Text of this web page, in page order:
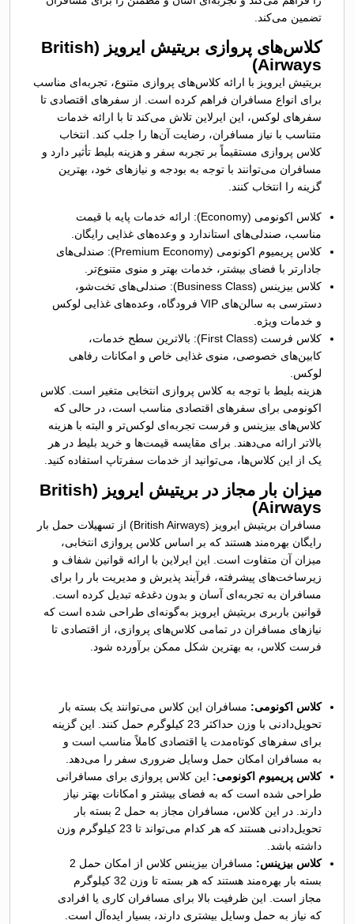
تضمین می‌کند.
کلاس‌های پروازی بریتیش ایرویز (British
Airways)
بریتیش ایرویز با ارائه کلاس‌های پروازی متنوع، تجربه‌ای مناسب
برای انواع مسافران فراهم کرده است. از سفرهای اقتصادی تا
سفرهای لوکس، این ایرلاین تلاش می‌کند تا با ارائه خدمات
متناسب با نیاز مسافران، رضایت آن‌ها را جلب کند. انتخاب
کلاس پروازی مستقیماً بر تجربه سفر و هزینه بلیط تأثیر دارد و
مسافران می‌توانند با توجه به بودجه و نیازهای خود، بهترین
گزینه را انتخاب کنند.
کلاس اکونومی (Economy): ارائه خدمات پایه با قیمت
مناسب، صندلی‌های استاندارد و وعده‌های غذایی رایگان.
کلاس پریمیوم اکونومی (Premium Economy): صندلی‌های
جادارتر با فضای بیشتر، خدمات بهتر و منوی متنوع‌تر.
کلاس بیزینس (Business Class): صندلی‌های تخت‌شو،
دسترسی به سالن‌های VIP فرودگاه، وعده‌های غذایی لوکس
و خدمات ویژه.
کلاس فرست (First Class): بالاترین سطح خدمات،
کابین‌های خصوصی، منوی غذایی خاص و امکانات رفاهی
لوکس.
هزینه بلیط با توجه به کلاس پروازی انتخابی متغیر است. کلاس
اکونومی برای سفرهای اقتصادی مناسب است، در حالی که
کلاس‌های بیزینس و فرست تجربه‌ای لوکس‌تر و البته با هزینه
بالاتر ارائه می‌دهند. برای مقایسه قیمت‌ها و خرید بلیط در هر
یک از این کلاس‌ها، می‌توانید از خدمات سفرتاپ استفاده کنید.
میزان بار مجاز در بریتیش ایرویز (British
Airways)
مسافران بریتیش ایرویز (British Airways) از تسهیلات حمل بار
رایگان بهره‌مند هستند که بر اساس کلاس پروازی انتخابی،
میزان آن متفاوت است. این ایرلاین با ارائه قوانین شفاف و
زیرساخت‌های پیشرفته، فرآیند پذیرش و مدیریت بار را برای
مسافران به تجربه‌ای آسان و بدون دغدغه تبدیل کرده است.
قوانین باربری بریتیش ایرویز به‌گونه‌ای طراحی شده است که
نیازهای مسافران در تمامی کلاس‌های پروازی، از اقتصادی تا
فرست کلاس، به بهترین شکل ممکن برآورده شود.
کلاس اکونومی: مسافران این کلاس می‌توانند یک بسته بار
تحویل‌دادنی با وزن حداکثر 23 کیلوگرم حمل کنند. این گزینه
برای سفرهای کوتاه‌مدت یا اقتصادی کاملاً مناسب است و
به مسافران امکان حمل وسایل ضروری سفر را می‌دهد.
کلاس پریمیوم اکونومی: این کلاس پروازی برای مسافرانی
طراحی شده است که به فضای بیشتر و امکانات بهتر نیاز
دارند. در این کلاس، مسافران مجاز به حمل 2 بسته بار
تحویل‌دادنی هستند که هر کدام می‌تواند تا 23 کیلوگرم وزن
داشته باشد.
کلاس بیزینس:
مسافران بیزینس کلاس از امکان حمل 2
بسته بار بهره‌مند هستند که هر بسته تا وزن 32 کیلوگرم
مجاز است. این ظرفیت بالا برای مسافران کاری یا افرادی
که نیاز به حمل وسایل بیشتری دارند، بسیار ایده‌آل است.